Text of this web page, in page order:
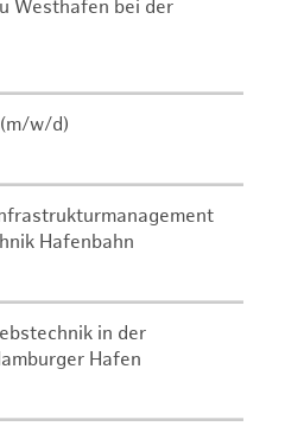
Westhafen bei der
w/d)
Hafenbahn
in der
Hafen